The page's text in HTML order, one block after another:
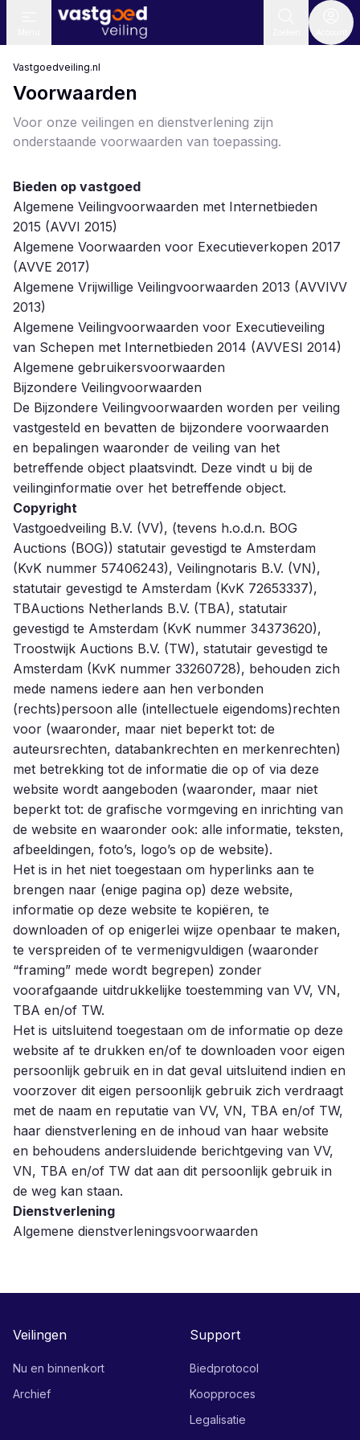
Vastgoedveiling.nl
Voorwaarden
Voor onze veilingen en dienstverlening zijn
onderstaande voorwaarden van toepassing.
Bieden op vastgoed
Algemene Veilingvoorwaarden met Internetbieden
2015 (AVVI 2015)
Algemene Voorwaarden voor Executieverkopen 2017
(AVVE 2017)
Algemene Vrijwillige Veilingvoorwaarden 2013 (AVVIVV
2013)
Algemene Veilingvoorwaarden voor Executieveiling
van Schepen met Internetbieden 2014 (AVVESI 2014)
Algemene gebruikersvoorwaarden
Bijzondere Veilingvoorwaarden
De Bijzondere Veilingvoorwaarden worden per veiling
vastgesteld en bevatten de bijzondere voorwaarden
en bepalingen waaronder de veiling van het
betreffende object plaatsvindt. Deze vindt u bij de
veilinginformatie over het betreffende object.
Copyright
Vastgoedveiling B.V. (VV), (tevens h.o.d.n. BOG
Auctions (BOG)) statutair gevestigd te Amsterdam
(KvK nummer 57406243), Veilingnotaris B.V. (VN),
statutair gevestigd te Amsterdam (KvK 72653337),
TBAuctions Netherlands B.V. (TBA), statutair
gevestigd te Amsterdam (KvK nummer 34373620),
Troostwijk Auctions B.V. (TW), statutair gevestigd te
Amsterdam (KvK nummer 33260728), behouden zich
mede namens iedere aan hen verbonden
(rechts)persoon alle (intellectuele eigendoms)rechten
voor (waaronder, maar niet beperkt tot: de
auteursrechten, databankrechten en merkenrechten)
met betrekking tot de informatie die op of via deze
website wordt aangeboden (waaronder, maar niet
beperkt tot: de grafische vormgeving en inrichting van
de website en waaronder ook: alle informatie, teksten,
afbeeldingen, foto’s, logo’s op de website).
Het is in het niet toegestaan om hyperlinks aan te
brengen naar (enige pagina op) deze website,
informatie op deze website te kopiëren, te
downloaden of op enigerlei wijze openbaar te maken,
te verspreiden of te vermenigvuldigen (waaronder
“framing” mede wordt begrepen) zonder
voorafgaande uitdrukkelijke toestemming van VV, VN,
TBA en/of TW.
Het is uitsluitend toegestaan om de informatie op deze
website af te drukken en/of te downloaden voor eigen
persoonlijk gebruik en in dat geval uitsluitend indien en
voorzover dit eigen persoonlijk gebruik zich verdraagt
met de naam en reputatie van VV, VN, TBA en/of TW,
haar dienstverlening en de inhoud van haar website
en behoudens andersluidende berichtgeving van VV,
VN, TBA en/of TW dat aan dit persoonlijk gebruik in
de weg kan staan.
Dienstverlening
Algemene dienstverleningsvoorwaarden
Veilingen
Nu en binnenkort
Archief
Support
Biedprotocol
Koopproces
Legalisatie